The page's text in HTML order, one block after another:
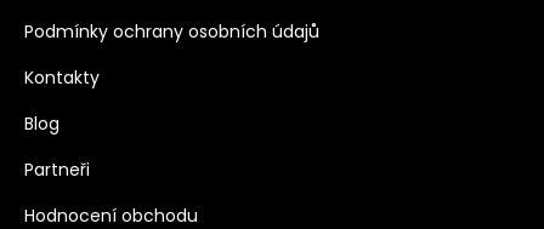
Podmínky ochrany osobních údajů
Kontakty
Blog
Partneři
Hodnocení obchodu